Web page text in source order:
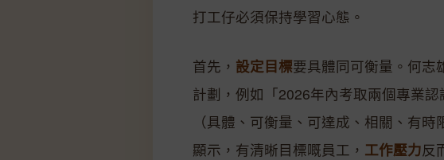
打工仔必須保持學習心態。
首先， 設定目標要具體同可衡量。何志
計劃，例如「2026年內考取兩個專業
（具體、可衡量、可達成、相關、有
顯示，有清晰目標嘅員工， 工作壓力反